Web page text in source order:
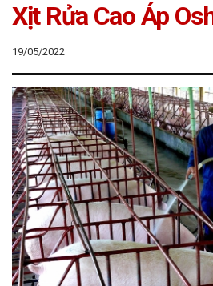
Xịt Rửa Cao Áp
19/05/2022